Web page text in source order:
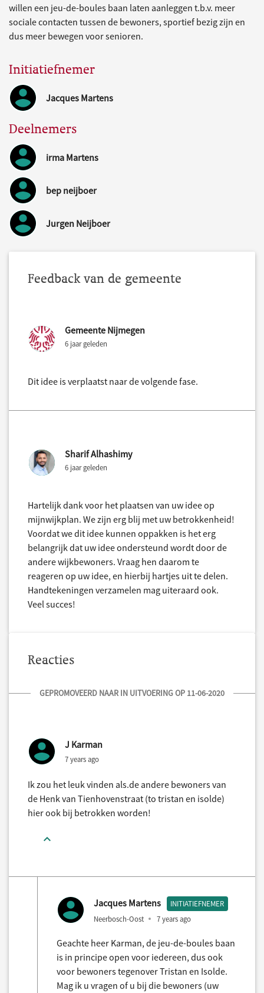
willen een jeu-de-boules baan laten aanleggen t.b.v. meer
sociale contacten tussen de bewoners, sportief bezig zijn en
dus meer bewegen voor senioren.
Initiatiefnemer
Jacques Martens
Deelnemers
irma Martens
bep neijboer
Jurgen Neijboer
Feedback van de gemeente
Gemeente Nijmegen
6 jaar geleden
Dit idee is verplaatst naar de volgende fase.
Sharif Alhashimy
6 jaar geleden
Hartelijk dank voor het plaatsen van uw idee op
mijnwijkplan. We zijn erg blij met uw betrokkenheid!
Voordat we dit idee kunnen oppakken is het erg
belangrijk dat uw idee ondersteund wordt door de
andere wijkbewoners. Vraag hen daarom te
reageren op uw idee, en hierbij hartjes uit te delen.
Handtekeningen verzamelen mag uiteraard ook.
Veel succes!
Reacties
GEPROMOVEERD NAAR IN UITVOERING OP 11-06-2020
J Karman
7 years ago
Ik zou het leuk vinden als.de andere bewoners van
de Henk van Tienhovenstraat (to tristan en isolde)
hier ook bij betrokken worden!
Jacques Martens INITIATIEFNEMER
Neerbosch-Oost 7 years ago
Geachte heer Karman, de jeu-de-boules baan
is in principe open voor iedereen, dus ook
voor bewoners tegenover Tristan en Isolde.
Mag ik u vragen of u bij die bewoners (uw